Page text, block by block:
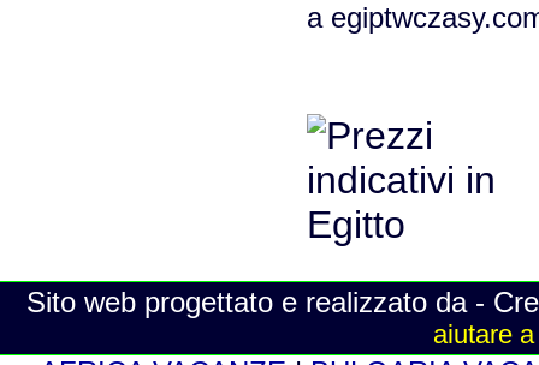
a
Sito web progettato e realizzato da -
aiutare